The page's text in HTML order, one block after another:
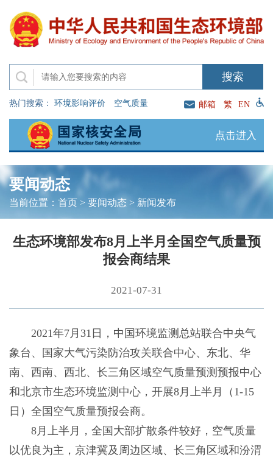
热门搜索： 环境影响评价 空气质量 邮箱 繁 EN
点击进入
要闻动态
当前位置： 首页> 要闻动态 > 新闻发布
生态环境部发布8月上半月全国空气质量预
报会商结果
2021-07-31
2021年7月31日，中国环境监测总站联合中央气
象台、国家大气污染防治攻关联合中心、东北、华
南、西南、西北、长三角区域空气质量预测预报中心
和北京市生态环境监测中心，开展8月上半月（1-15
日）全国空气质量预报会商。
8月上半月，全国大部扩散条件较好，空气质量
以优良为主，京津冀及周边区域、长三角区域和汾渭